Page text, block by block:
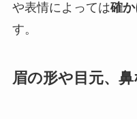
や表情によっては確
す。
眉の形や目元、鼻